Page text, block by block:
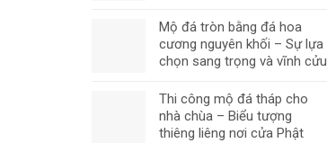
Mộ đá tròn bằng đá hoa
cương nguyên khối – Sự lựa
chọn sang trọng và vĩnh cửu
Thi công mộ đá tháp cho
nhà chùa – Biểu tượng
thiêng liêng nơi cửa Phật